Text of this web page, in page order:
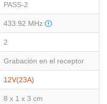
PASS-2
433.92 MHz
2
Grabación en el receptor
12V(23A)
8 x 1 x 3 cm